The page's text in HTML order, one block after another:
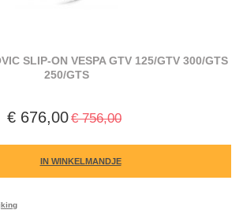
SLIP-ON VESPA GTV 125/GTV 300/GTS
250/GTS
€ 676,00€ 756,00
IN WINKELMANDJE